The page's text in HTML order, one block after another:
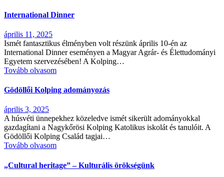
International Dinner
április 11, 2025
Ismét fantasztikus élményben volt részünk április 10-én az
International Dinner eseményen a Magyar Agrár- és Élettudományi
Egyetem szervezésében! A Kolping…
Tovább olvasom
Gödöllői Kolping adományozás
április 3, 2025
A húsvéti ünnepekhez közeledve ismét sikerült adományokkal
gazdagítani a Nagykőrösi Kolping Katolikus iskolát és tanulóit. A
Gödöllői Kolping Család tagjai…
Tovább olvasom
„Cultural heritage” – Kulturális örökségünk